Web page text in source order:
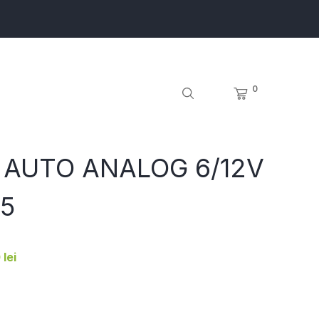
0
AUTO ANALOG 6/12V
lei